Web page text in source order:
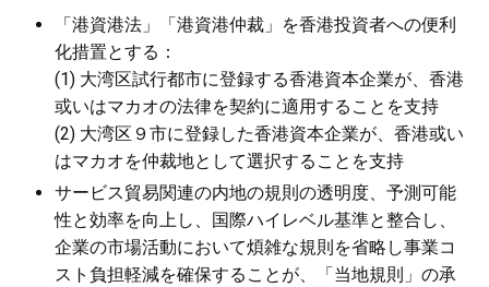
「港資港法」「港資港仲裁」を香港投資者への便利
化措置とする：
(1) 大湾区試行都市に登録する香港資本企業が、香港
或いはマカオの法律を契約に適用することを支持
(2) 大湾区９市に登録した香港資本企業が、香港或い
はマカオを仲裁地として選択することを支持
サービス貿易関連の内地の規則の透明度、予測可能
性と効率を向上し、国際ハイレベル基準と整合し、
企業の市場活動において煩雑な規則を省略し事業コ
スト負担軽減を確保することが、「当地規則」の承